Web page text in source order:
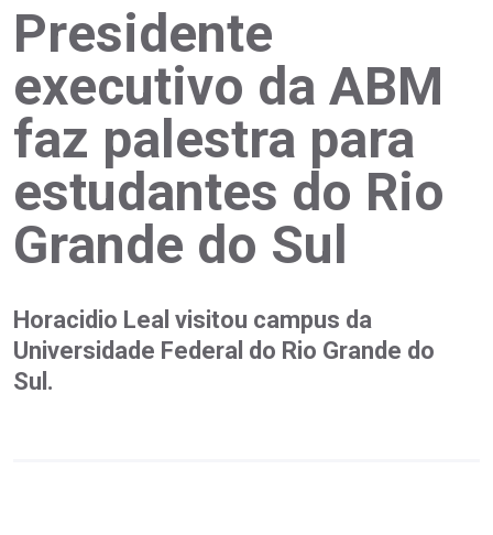
Presidente
executivo da ABM
faz palestra para
estudantes do Rio
Grande do Sul
Horacidio Leal visitou campus da
Universidade Federal do Rio Grande do
Sul.